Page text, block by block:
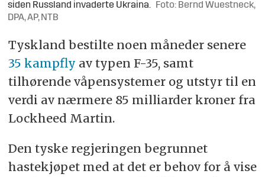
siden Russland invaderte Ukraina. Foto: Bernd Wuestneck,
DPA, AP, NTB
Tyskland bestilte noen måneder senere
35 kampfly av typen F-35, samt
tilhørende våpensystemer og utstyr til en
verdi av nærmere 85 milliarder kroner fra
Lockheed Martin.
Den tyske regjeringen begrunnet
hastekjøpet med at det er behov for å vise